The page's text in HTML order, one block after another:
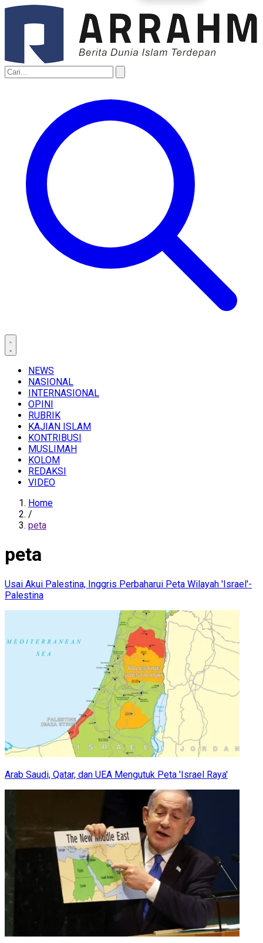
NEWS
NASIONAL
INTERNASIONAL
OPINI
RUBRIK
KAJIAN ISLAM
KONTRIBUSI
MUSLIMAH
KOLOM
REDAKSI
VIDEO
Home
/
peta
peta
Usai Akui Palestina, Inggris Perbaharui Peta Wilayah 'Israel'-
Palestina
Arab Saudi, Qatar, dan UEA Mengutuk Peta 'Israel Raya'